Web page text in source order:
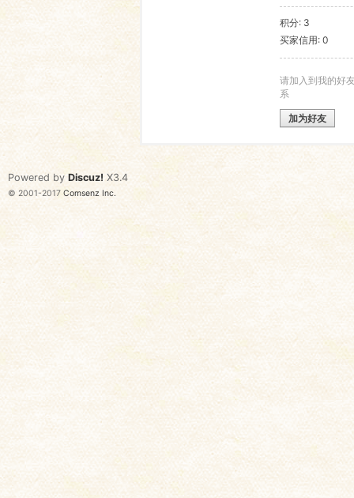
会
积分: 3
买家信用: 0
请加入到我的好
系
加为好友
Powered by Discuz! X3.4
© 2001-2017 Comsenz Inc.